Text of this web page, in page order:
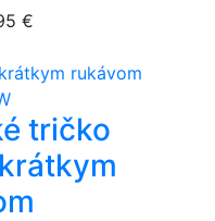
€
tričko